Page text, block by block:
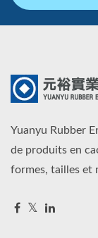
Yuanyu Rubber
de produits en
formes, tailles et